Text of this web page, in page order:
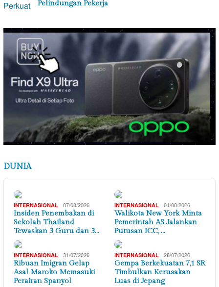
Pelindungan Pekerja
DUNIA
INTERNASIONAL 07/08/2026
Insiden Penembakan di
Sekolah Thailand
Tewaskan 3 Guru dan 3…
INTERNASIONAL 01/08/2026
Walikota New York Minta
Pemerintah AS Jalankan
Putusan ICC, …
INTERNASIONAL 31/07/2026
Ribuan Imigran Gelap
Asal Maroko Memasuki
Perairan Spanyol
INTERNASIONAL 28/07/2026
Gempa Berkekuatan 7,1 SR
Timbulkan Kerusakan
Luas di Jepang